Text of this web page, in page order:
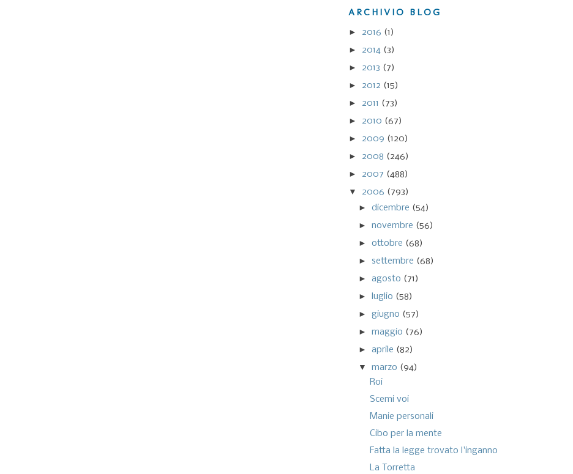
ARCHIVIO BLOG
► 2016 (1)
► 2014 (3)
► 2013 (7)
► 2012 (15)
► 2011 (73)
► 2010 (67)
► 2009 (120)
► 2008 (246)
► 2007 (488)
▼ 2006 (793)
►dicembre (54)
►novembre (56)
►ottobre (68)
► settembre (68)
►agosto (71)
►luglio (58)
►giugno (57)
►maggio (76)
►aprile (82)
▼marzo (94)
Roi
Scemi voi
Manie personali
Cibo per la mente
Fatta la legge trovato l'inganno
La Torretta